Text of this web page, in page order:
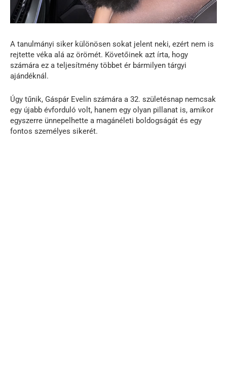
A tanulmányi siker különösen sokat jelent neki, ezért nem is
rejtette véka alá az örömét. Követőinek azt írta, hogy
számára ez a teljesítmény többet ér bármilyen tárgyi
ajándéknál.
Úgy tűnik, Gáspár Evelin számára a 32. születésnap nemcsak
egy újabb évforduló volt, hanem egy olyan pillanat is, amikor
egyszerre ünnepelhette a magánéleti boldogságát és egy
fontos személyes sikerét.